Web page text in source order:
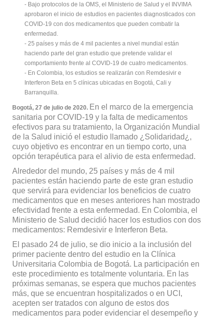
- Bajo protocolos de la OMS, el Ministerio de Salud y el INVIMA
aprobaron el inicio de estudios en pacientes diagnosticados con
COVID-19 con dos medicamentos que pueden combatir la
enfermedad.
- 25 países y más de 4 mil pacientes a nivel mundial están
haciendo parte del gran estudio que pretende validar el
comportamiento frente al COVID-19 de cuatro medicamentos.
- En Colombia, los estudios se realizarán con Remdesivir e
Interferon Beta en 5 clínicas ubicadas en Bogotá, Cali y
Barranquilla.
Bogotá, 27 de julio de 2020. En el marco de la emergencia
sanitaria por COVID-19 y la falta de medicamentos
efectivos para su tratamiento, la Organización Mundial
de la Salud inició el estudio llamado ¿Solidaridad¿,
cuyo objetivo es encontrar en un tiempo corto, una
opción terapéutica para el alivio de esta enfermedad.
Alrededor del mundo, 25 países y más de 4 mil
pacientes están haciendo parte de este gran estudio
que servirá para evidenciar los beneficios de cuatro
medicamentos que en meses anteriores han mostrado
efectividad frente a esta enfermedad. En Colombia, el
Ministerio de Salud decidió hacer los estudios con dos
medicamentos: Remdesivir e Interferon Beta.
El pasado 24 de julio, se dio inicio a la inclusión del
primer paciente dentro del estudio en la Clínica
Universitaria Colombia de Bogotá. La participación en
este procedimiento es totalmente voluntaria. En las
próximas semanas, se espera que muchos pacientes
más, que se encuentran hospitalizados o en UCI,
acepten ser tratados con alguno de estos dos
medicamentos para poder evidenciar el desempeño y